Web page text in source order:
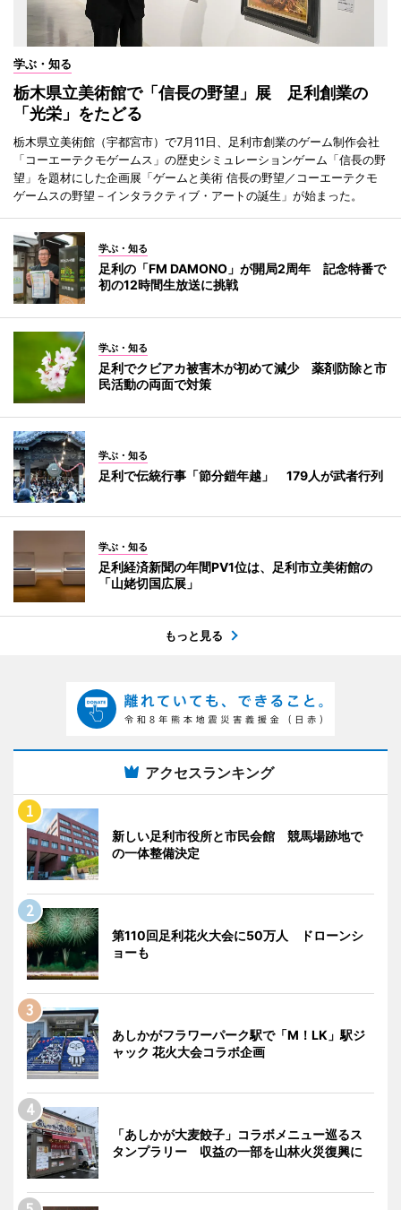
学ぶ・知る
栃木県立美術館で「信長の野望」展 足利創業の
「光栄」をたどる
栃木県立美術館（宇都宮市）で7月11日、足利市創業のゲーム制作会社
「コーエーテクモゲームス」の歴史シミュレーションゲーム「信長の野
望」を題材にした企画展「ゲームと美術 信長の野望／コーエーテクモ
ゲームスの野望－インタラクティブ・アートの誕生」が始まった。
学ぶ・知る
足利の「FM DAMONO」が開局2周年 記念特番で
初の12時間生放送に挑戦
学ぶ・知る
足利でクビアカ被害木が初めて減少 薬剤防除と市
民活動の両面で対策
学ぶ・知る
足利で伝統行事「節分鎧年越」 179人が武者行列
学ぶ・知る
足利経済新聞の年間PV1位は、足利市立美術館の
「山姥切国広展」
もっと見る
アクセスランキング
新しい足利市役所と市民会館 競馬場跡地で
の一体整備決定
第110回足利花火大会に50万人 ドローンシ
ョーも
あしかがフラワーパーク駅で「M！LK」駅ジ
ャック 花火大会コラボ企画
「あしかが大麦餃子」コラボメニュー巡るス
タンプラリー 収益の一部を山林火災復興に